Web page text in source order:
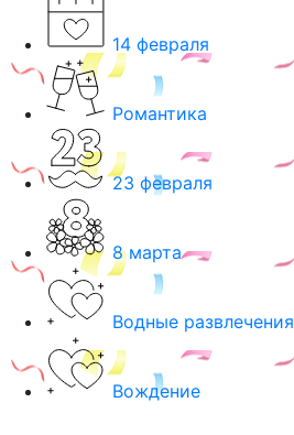
14 февраля
Романтика
23 февраля
8 марта
Водные развлечения
Вождение